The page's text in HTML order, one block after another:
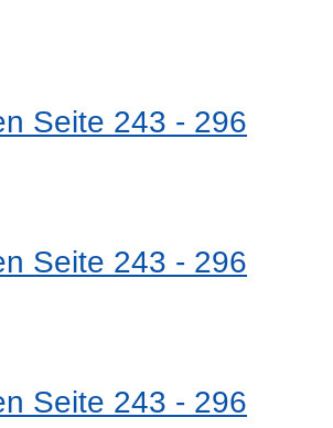
Seite 243 - 296
Seite 243 - 296
Seite 243 - 296